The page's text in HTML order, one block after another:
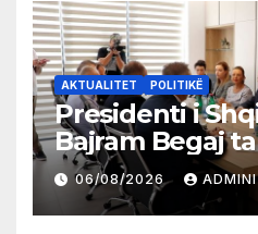
AKTUALITET POLITIKË
Presidenti i
Bajram Begaj
partive
06/08/2026 ADMINI